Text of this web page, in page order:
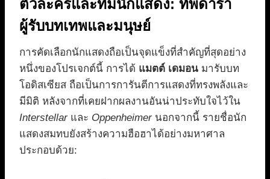
ตัวละครและทีมนักแสดง: ทัพดารา
ผู้รับบทเทพและมนุษย์
การคัดเลือกนักแสดงถือเป็นจุดแข็งที่สำคัญที่สุดอย่าง
หนึ่งของโปรเจกต์นี้ การได้ แมตต์ เดมอน มารับบท
โอดิสเซียส ถือเป็นการการันตีการแสดงที่ทรงพลังและ
มีมิติ หลังจากที่เคยฝากผลงานอันน่าประทับใจไว้ใน
Interstellarและ Oppenheimerนอกจากนี้ รายชื่อนัก
แสดงสมทบยังสร้างความฮือฮาได้อย่างมหาศาล
ประกอบด้วย: